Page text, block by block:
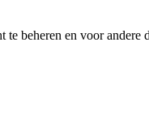
beheren en voor